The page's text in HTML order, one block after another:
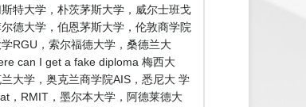
特大学，朴茨茅斯大学，威尔士班戈
德大学，伯恩茅斯大学，伦敦商学院
RGU，索尔福德大学，桑德兰大
can I get a fake diploma 梅西大
大学，奥克兰商学院AIS，悉尼大 学
，RMIT，墨尔本大学，阿德莱德大